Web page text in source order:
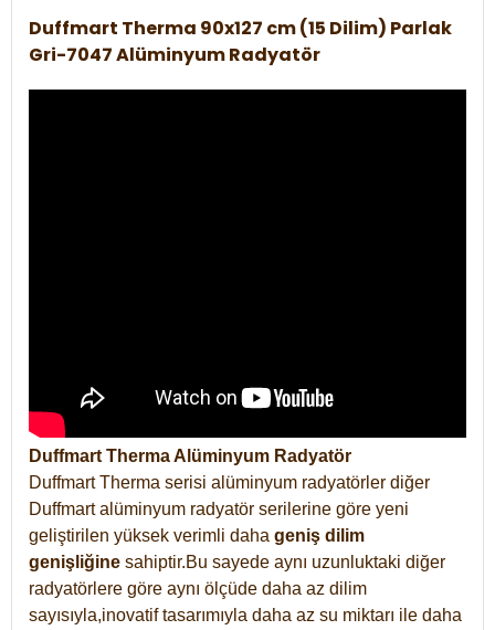
Duffmart Therma 90x127 cm (15 Dilim) Parlak
Gri-7047 Alüminyum Radyatör
Duffmart Therma Alüminyum Radyatör
Duffmart Therma serisi alüminyum radyatörler diğer
Duffmart alüminyum radyatör serilerine göre yeni
geliştirilen yüksek verimli daha geniş dilim
genişliğine sahiptir.Bu sayede aynı uzunluktaki diğer
radyatörlere göre aynı ölçüde daha az dilim
sayısıyla,inovatif tasarımıyla daha az su miktarı ile daha